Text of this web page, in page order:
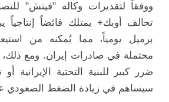
ووفقاً لتقديرات وكالة "فيتش"
برميل يومياً، مما يُمكنه من
محتملة في صادرات إيران. ومع
ضرر كبير للبنية التحتية الإيرانية
سيساهم في زيادة الضغط الصعودي